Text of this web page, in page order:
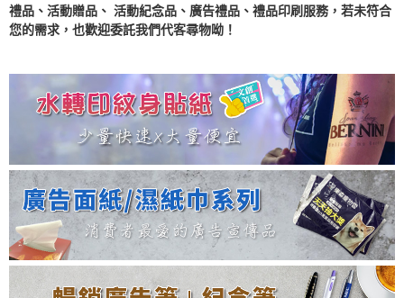
禮品、活動贈品、 活動紀念品、廣告禮品、禮品印刷服務，若未符合
您的需求，也歡迎委託我們代客尋物呦！